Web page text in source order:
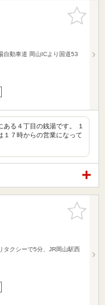
お気に入
りに追加
自動車道 岡山ICより国道53
る４丁目の銭湯です。 １
１７時からの営業になって
お気に入
りに追加
タクシーで5分、JR岡山駅西